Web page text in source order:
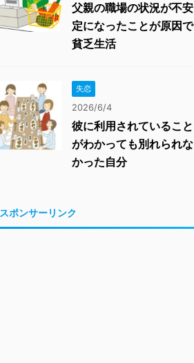
父親の職場の状況が不安
定になったことが原因で
貧乏生活
失恋
2026/6/4
彼に利用されていること
がわかっても別れられな
かった自分
スポンサーリンク